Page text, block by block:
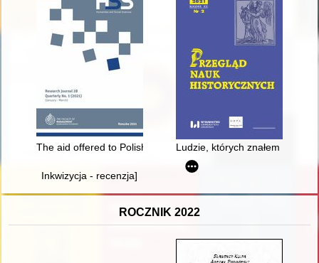
The aid offered to Polish citizens of Jewish origin in the Far
Ludzie, których znałem -
Inkwizycja - recenzja]
ROCZNIK 2022